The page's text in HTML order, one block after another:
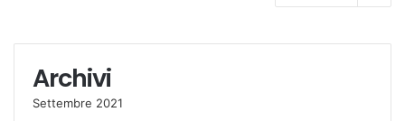
Archivi
Settembre 2021